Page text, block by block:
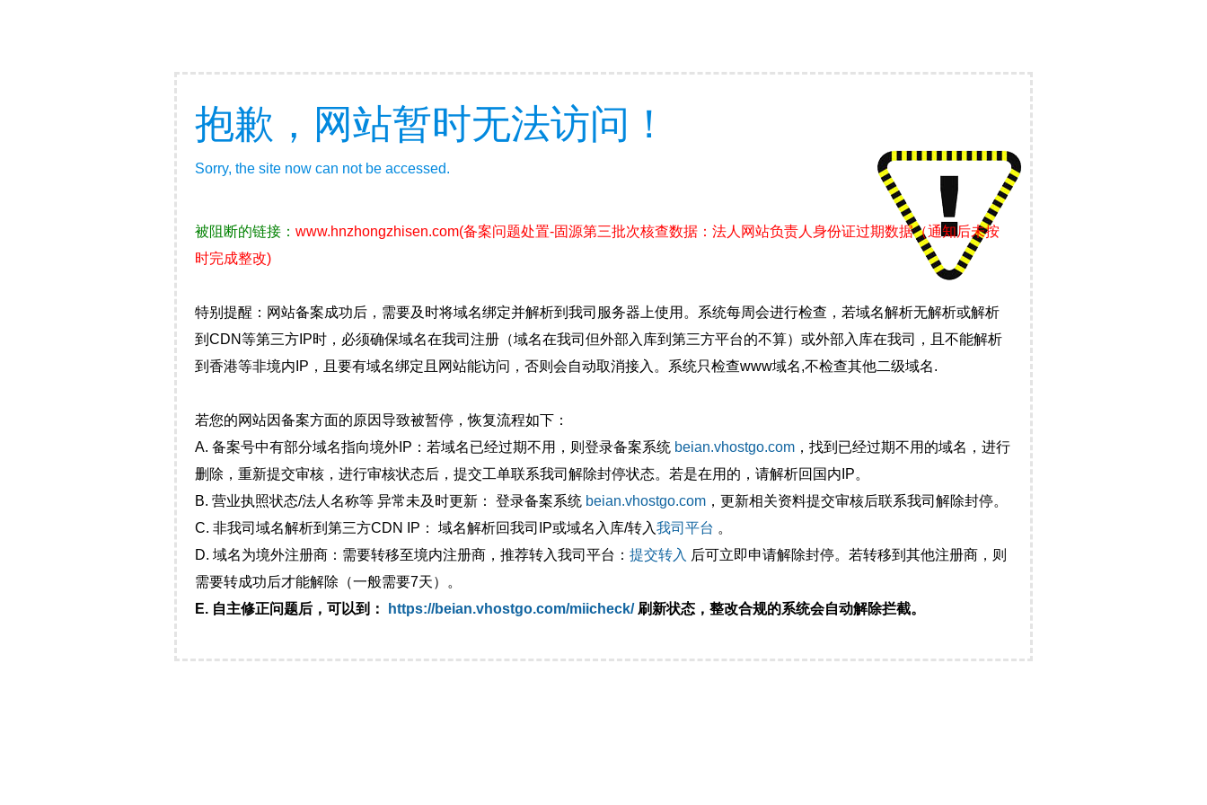
抱歉，网站暂时无法访问！
Sorry, the site now can not be accessed.
被阻断的链接： www.hnzhongzhisen.com(备案问题处置-固源第三批次核查数据：法人网站负责人身份证过期数据（通知后未按
时完成整改)
特别提醒：网站备案成功后，需要及时将域名绑定并解析到我司服务器上使用。系统每周会进行检查，若域名解析无解析或解析
到CDN等第三方IP时，必须确保域名在我司注册（域名在我司但外部入库到第三方平台的不算）或外部入库在我司，且不能解析
到香港等非境内IP，且要有域名绑定且网站能访问，否则会自动取消接入。系统只检查www域名,不检查其他二级域名.
若您的网站因备案方面的原因导致被暂停，恢复流程如下：
A. 备案号中有部分域名指向境外IP：若域名已经过期不用，则登录备案系统 beian.vhostgo.com ，找到已经过期不用的域名，进行
删除，重新提交审核，进行审核状态后，提交工单联系我司解除封停状态。若是在用的，请解析回国内IP。
B. 营业执照状态/法人名称等 异常未及时更新： 登录备案系统 beian.vhostgo.com ，更新相关资料提交审核后联系我司解除封停。
C. 非我司域名解析到第三方CDN IP： 域名解析回我司IP或域名入库/转入我司平台 。
D. 域名为境外注册商：需要转移至境内注册商，推荐转入我司平台： 提交转入 后可立即申请解除封停。若转移到其他注册商，则
需要转成功后才能解除（一般需要7天）。
E. 自主修正问题后，可以到：
https://beian.vhostgo.com/miicheck/刷新状态，整改合规的系统会自动解除拦截。